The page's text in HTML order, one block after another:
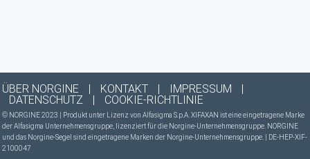
ÜBER NORGINE | KONTAKT | IMPRESSUM
|
DATENSCHUTZ
| COOKIE-RICHTLINIE
© NORGINE 2023 | Produkt unter Lizenz von Alfasigma S.p.A. XIFAXAN ist eine eingetragene Marke
der Alfasigma Unternehmensgruppe, lizenziert für die Norgine-Unternehmensgruppe. NORGINE
und das Norgine-Segel sind eingetragene Marken der Norgine-Unternehmensgruppe. | DE-HEP-XIF-
2100047